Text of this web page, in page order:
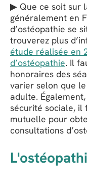
▶ Que ce soit sur
généralement en
d’ostéopathie se
trouverez plus
étude réalisée en
d’ostéopathie. Il
honoraires des
varier selon que
adulte.
sécurité sociale, il
mutuelle pour
consultations